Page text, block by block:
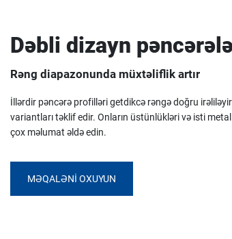
Dəbli dizayn
Rəng diapazonunda müxtəliflik artır
İllərdir pəncərə profilləri getdikcə rəngə doğru
variantları təklif edir. Onların üstünlükləri və isti
çox məlumat əldə edin.
MƏQALƏNI OXUYUN